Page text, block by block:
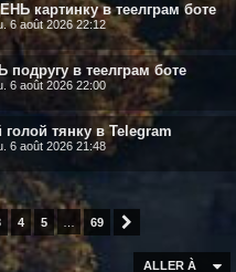
картинку в теелграм боте
6 août 2026 22:12
в теелграм боте
6 août 2026 22:00
тянку в Telegram
6 août 2026 21:48
4 5 69
ALLER À